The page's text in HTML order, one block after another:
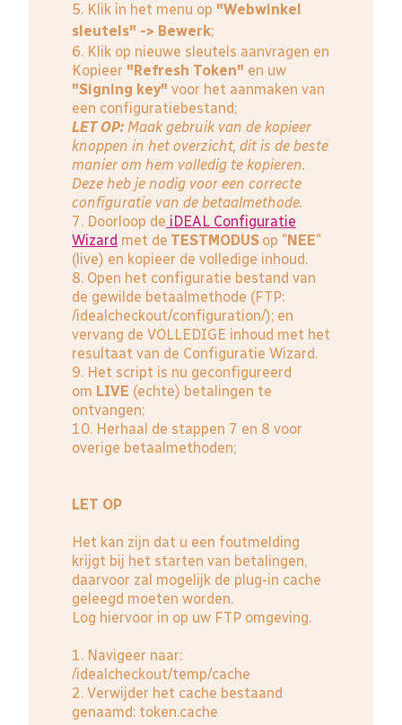
5. Klik in het menu op "Webwinkel
sleutels" -> Bewerk;
6. Klik op nieuwe sleutels aanvragen en
Kopieer "Refresh Token" en uw
"Signing key" voor het aanmaken van
een configuratiebestand;
LET OP: Maak gebruik van de kopieer
knoppen in het overzicht, dit is de beste
manier om hem volledig te kopieren.
Deze heb je nodig voor een correcte
configuratie van de betaalmethode.
7. Doorloop de iDEAL Configuratie
Wizard met de TESTMODUS op " NEE"
(live) en kopieer de volledige inhoud.
8. Open het configuratie bestand van
de gewilde betaalmethode (FTP:
/idealcheckout/configuration/); en
vervang de VOLLEDIGE inhoud met het
resultaat van de Configuratie Wizard.
9. Het script is nu geconfigureerd
om LIVE (echte) betalingen te
ontvangen;
10. Herhaal de stappen 7 en 8 voor
overige betaalmethoden;
LET OP
Het kan zijn dat u een foutmelding
krijgt bij het starten van betalingen,
daarvoor zal mogelijk de plug-in cache
geleegd moeten worden.
Log hiervoor in op uw FTP omgeving.
1. Navigeer naar:
/idealcheckout/temp/cache
2. Verwijder het cache bestaand
genaamd: token.cache